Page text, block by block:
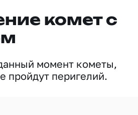
комет с
момент кометы,
пройдут перигелий.